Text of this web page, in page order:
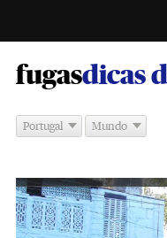
fugasdicas
Portugal Mundo